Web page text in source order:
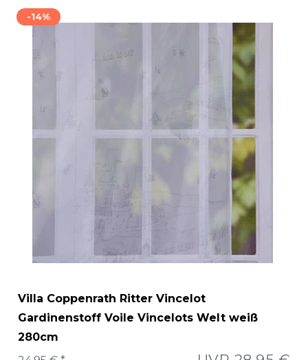
-14%
Villa Coppenrath Ritter Vincelot
Gardinenstoff Voile Vincelots Welt weiß
280cm